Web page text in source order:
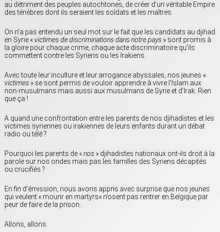
au détriment des peuples autochtones, de créer d’un véritable Empire
des ténèbres dont ils seraient les soldats et les maîtres.
On n’a pas entendu un seul mot sur le fait que les candidats au djihad
en Syrie «victimes de discriminations dans notre pays » sont promis à
la gloire pour chaque crime, chaque acte discriminatoire qu’ils
commettent contre les Syriens ou les Irakiens.
Avec toute leur inculture et leur arrogance abyssales, nos jeunes «
victimes » se sont permis de vouloir apprendre à vivre l’Islam aux
non-musulmans mais aussi aux musulmans de Syrie et d’Irak. Rien
que ça !
A quand une confrontation entre les parents de nos djihadistes et les
victimes syriennes ou irakiennes de leurs enfants durant un débat
radio ou télé ?
Pourquoi les parents de «nos » djihadistes nationaux ont-ils droit à la
parole sur nos ondes mais pas les familles des Syriens décapités
ou crucifiés ?
En fin d’émission, nous avons appris avec surprise que nos jeunes
qui veulent « mourir en martyrs» n’osent pas rentrer en Belgique par
peur de faire de la prison.
Allons, allons.